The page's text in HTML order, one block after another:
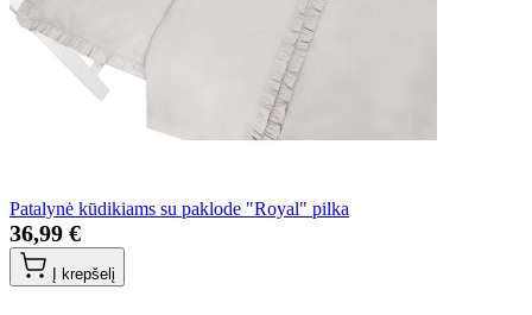
Patalynė kūdikiams su paklode "Royal" pilka
36,99 €
Į krepšelį